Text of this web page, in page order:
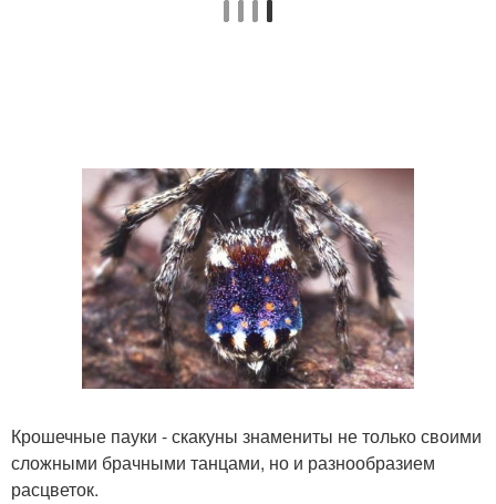
Крошечные пауки - скакуны знамениты не только своими
сложными брачными танцами, но и разнообразием
расцветок.